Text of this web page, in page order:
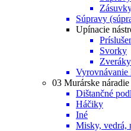
Súpravy
Upínacie
Svorky
Vyrovnávanie
03 Murárske náradie
Dištančné
Háčiky
Iné
Misky, vedrá,